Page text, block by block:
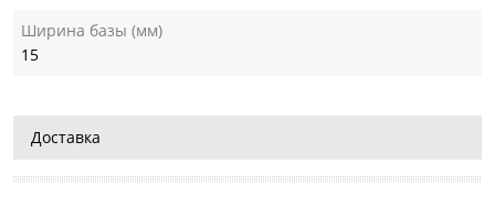
Ширина базы (мм)
15
Доставка